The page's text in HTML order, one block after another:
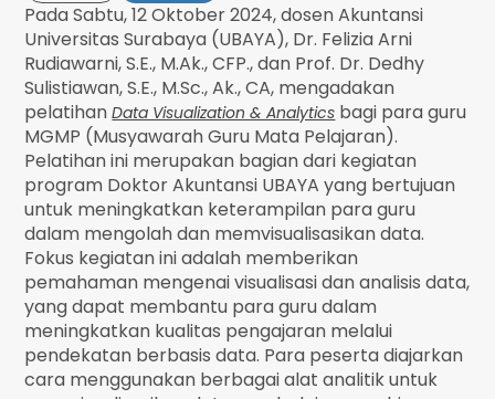
Pada Sabtu, 12 Oktober 2024, dosen Akuntansi
Universitas Surabaya (UBAYA), Dr. Felizia Arni
Rudiawarni, S.E., M.Ak., CFP., dan Prof. Dr. Dedhy
Sulistiawan, S.E., M.Sc., Ak., CA, mengadakan
pelatihanData Visualization & Analytics bagi para guru
MGMP (Musyawarah Guru Mata Pelajaran).
Pelatihan ini merupakan bagian dari kegiatan
program Doktor Akuntansi UBAYA yang bertujuan
untuk meningkatkan keterampilan para guru
dalam mengolah dan memvisualisasikan data.
Fokus kegiatan ini adalah memberikan
pemahaman mengenai visualisasi dan analisis data,
yang dapat membantu para guru dalam
meningkatkan kualitas pengajaran melalui
pendekatan berbasis data. Para peserta diajarkan
cara menggunakan berbagai alat analitik untuk